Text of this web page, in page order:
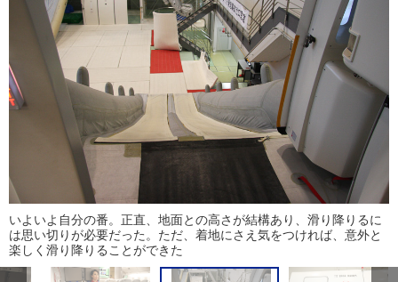
いよいよ自分の番。正直、地面との高さが結構あり、滑り降りるに
は思い切りが必要だった。ただ、着地にさえ気をつければ、意外と
楽しく滑り降りることができた